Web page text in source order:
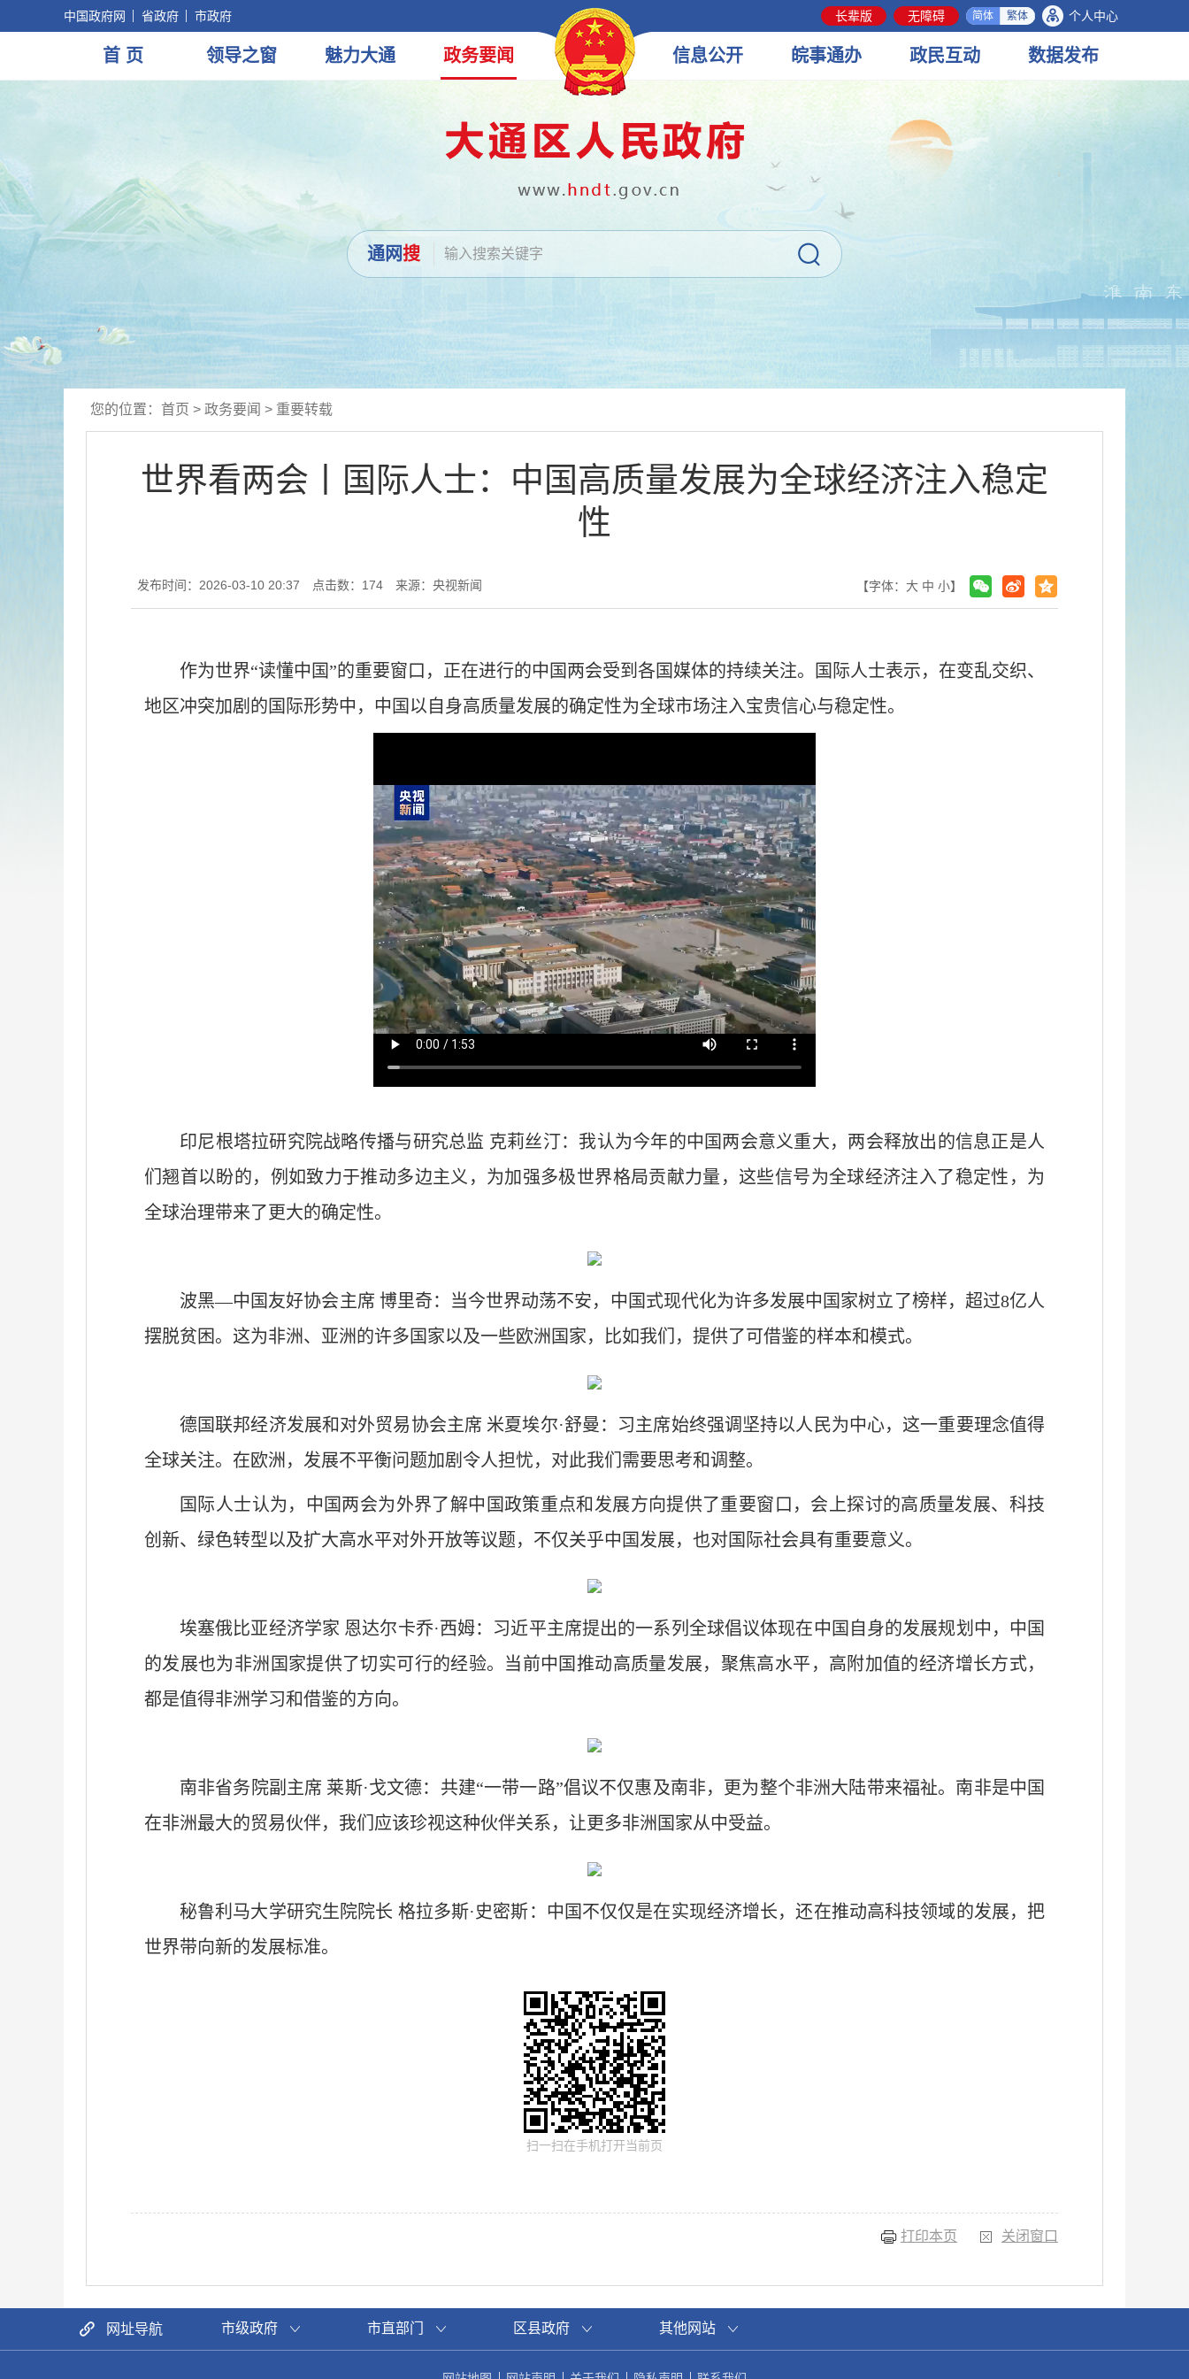
中国政府网 省政府 市政府 长辈版 无障碍 简体 繁体 个人中心
首 页 领导之窗 魅力大通 政务要闻 信息公开 皖事通办 政民互动 数据发布
通网搜
您的位置： 首页 > 政务要闻 > 重要转载
世界看两会丨国际人士：中国高质量发展为全球经济注入稳定
性
发布时间：2026-03-10 20:37 点击数： 174 来源：央视新闻 【字体： 大 中 小】
作为世界“读懂中国”的重要窗口，正在进行的中国两会受到各国媒体的持续关注。国际人士表示，在变乱交织、
地区冲突加剧的国际形势中，中国以自身高质量发展的确定性为全球市场注入宝贵信心与稳定性。
印尼根塔拉研究院战略传播与研究总监 克莉丝汀：我认为今年的中国两会意义重大，两会释放出的信息正是人
们翘首以盼的，例如致力于推动多边主义，为加强多极世界格局贡献力量，这些信号为全球经济注入了稳定性，为
全球治理带来了更大的确定性。
波黑—中国友好协会主席 博里奇：当今世界动荡不安，中国式现代化为许多发展中国家树立了榜样，超过8亿人
摆脱贫困。这为非洲、亚洲的许多国家以及一些欧洲国家，比如我们，提供了可借鉴的样本和模式。
德国联邦经济发展和对外贸易协会主席 米夏埃尔·舒曼：习主席始终强调坚持以人民为中心，这一重要理念值得
全球关注。在欧洲，发展不平衡问题加剧令人担忧，对此我们需要思考和调整。
国际人士认为，中国两会为外界了解中国政策重点和发展方向提供了重要窗口，会上探讨的高质量发展、科技
创新、绿色转型以及扩大高水平对外开放等议题，不仅关乎中国发展，也对国际社会具有重要意义。
埃塞俄比亚经济学家 恩达尔卡乔·西姆：习近平主席提出的一系列全球倡议体现在中国自身的发展规划中，中国
的发展也为非洲国家提供了切实可行的经验。当前中国推动高质量发展，聚焦高水平，高附加值的经济增长方式，
都是值得非洲学习和借鉴的方向。
南非省务院副主席 莱斯·戈文德：共建“一带一路”倡议不仅惠及南非，更为整个非洲大陆带来福祉。南非是中国
在非洲最大的贸易伙伴，我们应该珍视这种伙伴关系，让更多非洲国家从中受益。
秘鲁利马大学研究生院院长 格拉多斯·史密斯：中国不仅仅是在实现经济增长，还在推动高科技领域的发展，把
世界带向新的发展标准。
扫一扫在手机打开当前页
打印本页 关闭窗口
网址导航 市级政府 市直部门 区县政府 其他网站